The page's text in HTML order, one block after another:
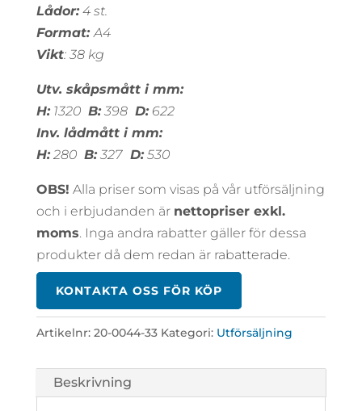
Lådor:4 st.
Format:A4
Vikt: 38 kg
Utv. skåpsmått i mm:
H:1320 B:398 D:622
Inv. lådmått i mm:
H:280 B:327D:530
OBS! Alla priser som visas på vår utförsäljning
och i erbjudanden är nettopriser exkl.
moms. Inga andra rabatter gäller för dessa
produkter då dem redan är rabatterade.
KONTAKTA OSS FÖR KÖP
Artikelnr: 20-0044-33 Kategori: Utförsäljning
Beskrivning